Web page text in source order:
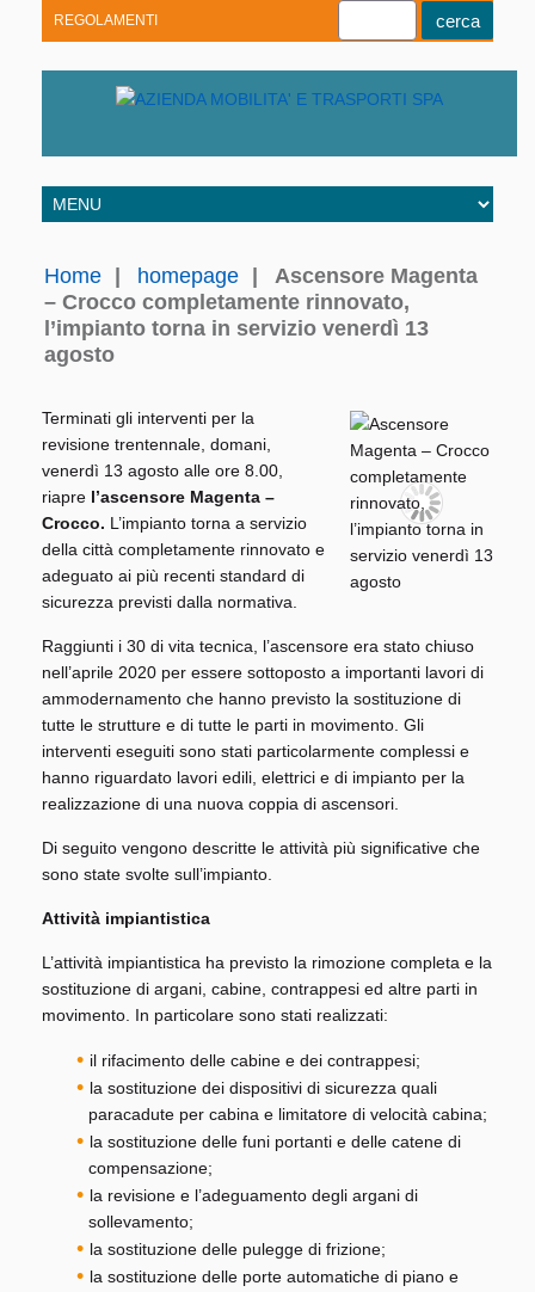
REGOLAMENTI
Home homepage
Ascensore Magenta
– Crocco completamente rinnovato,
l’impianto torna in servizio venerdì 13
agosto
Terminati gli interventi per la
revisione trentennale, domani,
venerdì 13 agosto alle ore 8.00,
riapre l’ascensore Magenta –
Crocco. L’impianto torna a servizio
della città completamente rinnovato e
adeguato ai più recenti standard di
sicurezza previsti dalla normativa.
Raggiunti i 30 di vita tecnica, l’ascensore era stato chiuso
nell’aprile 2020 per essere sottoposto a importanti lavori di
ammodernamento che hanno previsto la sostituzione di
tutte le strutture e di tutte le parti in movimento. Gli
interventi eseguiti sono stati particolarmente complessi e
hanno riguardato lavori edili, elettrici e di impianto per la
realizzazione di una nuova coppia di ascensori.
Di seguito vengono descritte le attività più significative che
sono state svolte sull’impianto.
Attività impiantistica
L’attività impiantistica ha previsto la rimozione completa e la
sostituzione di argani, cabine, contrappesi ed altre parti in
movimento. In particolare sono stati realizzati:
il rifacimento delle cabine e dei contrappesi;
la sostituzione dei dispositivi di sicurezza quali
paracadute per cabina e limitatore di velocità cabina;
la sostituzione delle funi portanti e delle catene di
compensazione;
la revisione e l’adeguamento degli argani di
sollevamento;
la sostituzione delle pulegge di frizione;
la sostituzione delle porte automatiche di piano e